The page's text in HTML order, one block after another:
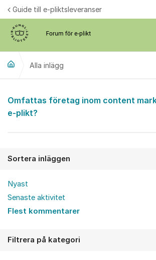
Hoppa till innehåll
Guide till e-pliktsleveranser
Alla inlägg
Alla inlägg
Omfattas företag inom content
e-plikt?
Sortera inläggen
Nyast
Senaste aktivitet
Flest kommentarer
Filtrera på kategori